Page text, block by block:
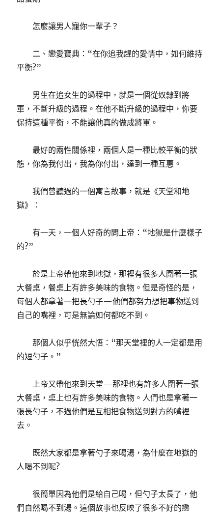
怎麼讓男人寵你一輩子？
二、戀愛寶典：“在你追我趕的愛情中，如何維持
平衡?”
男生在追女生的過程中，就是一個從奴隸到將
軍，不斷升級的過程。在他不斷升級的過程中，你要
保持這種平衡，不能讓他真的做成將軍。
最好的兩性關係裡，兩個人是一種比較平衡的狀
態，你為我付出，我為你付出，達到一種互惠。
我們曾聽過的一個寓言故事，就是《天堂和地
獄》：
有一天，一個人好奇的問上帝：“地獄是什麼樣子
的?”
於是上帝帶他來到地獄，那裡有很多人圍著一張
大餐桌，餐桌上有許多美味的食物。但是奇怪的是，
每個人都拿著一把長勺子—他們都努力想把事物送到
自己的嘴裡，可是無論如何都吃不到。
那個人似乎恍然大悟：“那天堂裡的人一定都是用
的短勺子。”
上帝又帶他來到天堂—那裡也有許多人圍著一張
大餐桌，桌上也有許多美味的食物。人們也是拿著一
張長勺子，不過他們是互相把食物送到對方的嘴裡
去。
既然大家都是拿著勺子來喝湯，為什麼在地獄的
人喝不到呢?
很簡單因為他們是給自己喝，但勺子太長了，他
們自然喝不到湯。這個故事也反映了很多不好的戀